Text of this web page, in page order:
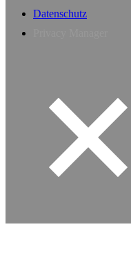
Datenschutz